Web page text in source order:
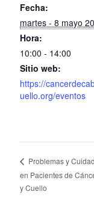
Fecha:
martes - 8 mayo
Hora:
10:00 - 14:00
Sitio web:
https://
uello.org/eventos
Problemas y
en Pacientes de
y Cuello